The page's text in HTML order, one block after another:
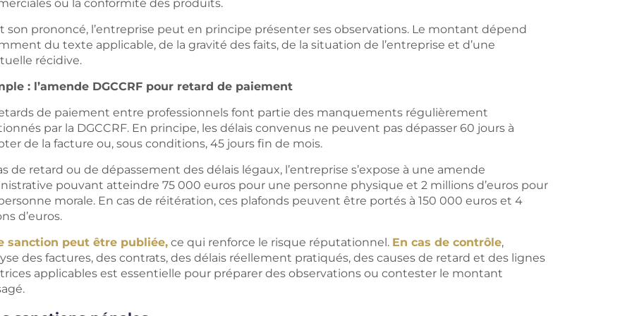
ou la conformité des produits.
son prononcé, l’entreprise peut en principe présenter ses observations. Le montant dépend
du texte applicable, de la gravité des faits, de la situation de l’entreprise et d’une
récidive.
: l’amende DGCCRF pour retard de paiement
de paiement entre professionnels font partie des manquements régulièrement
par la DGCCRF. En principe, les délais convenus ne peuvent pas dépasser 60 jours à
de la facture ou, sous conditions, 45 jours fin de mois.
de retard ou de dépassement des délais légaux, l’entreprise s’expose à une amende
pouvant atteindre 75 000 euros pour une personne physique et 2 millions d’euros pour
morale. En cas de réitération, ces plafonds peuvent être portés à 150 000 euros et 4
d’euros.
sanction peut être publiée, ce qui renforce le risque réputationnel. En cas de contrôle,
des factures, des contrats, des délais réellement pratiqués, des causes de retard et des lignes
applicables est essentielle pour préparer des observations ou contester le montant